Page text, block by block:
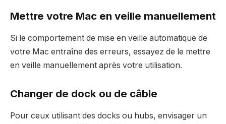
Mettre votre Mac en veille manuellement
Si le comportement de mise en veille automatique de
votre Mac entraîne des erreurs, essayez de le mettre
en veille manuellement après votre utilisation.
Changer de dock ou de câble
Pour ceux utilisant des docks ou hubs, envisager un